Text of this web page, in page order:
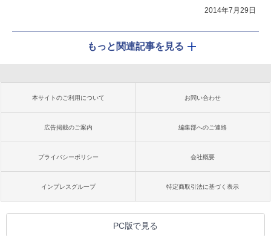
2014年7月29日
もっと関連記事を見る
本サイトのご利用について お問い合わせ
広告掲載のご案内 編集部へのご連絡
プライバシーポリシー 会社概要
インプレスグループ 特定商取引法に基づく表示
PC版で見る